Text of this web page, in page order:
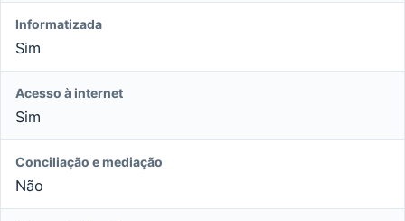
Informatizada
Sim
Acesso à internet
Sim
Conciliação e mediação
Não